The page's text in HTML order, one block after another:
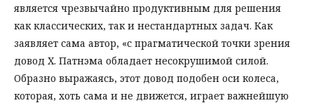
является чрезвычайно продуктивным для решения
как классических, так и нестандартных задач. Как
заявляет сама автор, «с прагматической точки зрения
довод Х. Патнэма обладает несокрушимой силой.
Образно выражаясь, этот довод подобен оси колеса,
которая, хоть сама и не движется, играет важнейшую